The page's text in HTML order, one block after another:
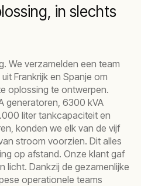
in slechts
We verzamelden een team
Frankrijk en Spanje om
oplossing te ontwerpen.
generatoren, 6300 kVA
liter tankcapaciteit en
konden we elk van de vijf
stroom voorzien. Dit alles
op afstand. Onze klant gaf
licht. Dankzij de gezamenlijke
operationele teams